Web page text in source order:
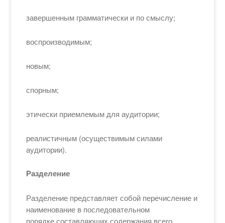
завершенным грамматически и по смыслу;
воспроизводимым;
новым;
спорным;
этически приемлемым для аудитории;
реалистичным (осуществимым силами
аудитории).
Разделение
Разделение представляет собой перечисление и
наименование в последовательном
порядке составляющих содержания всего